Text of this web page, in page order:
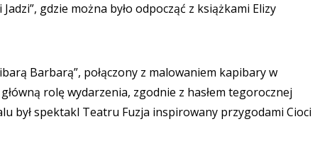
gdzie można było odpocząć z książkami Elizy
Barbarą”, połączony z malowaniem kapibary w
rolę wydarzenia, zgodnie z hasłem tegorocznej
był spektakl Teatru Fuzja inspirowany przygodami Cioci